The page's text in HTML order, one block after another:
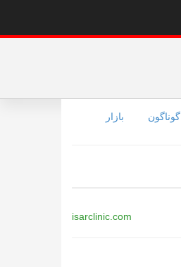
گوناگون بازار
isarclinic.com